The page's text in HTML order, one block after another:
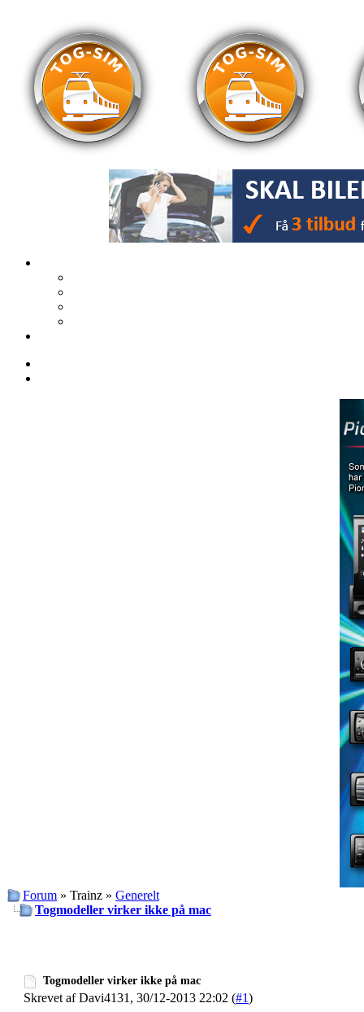
Forum » Trainz » Generelt
Togmodeller virker ikke på mac
Togmodeller virker ikke på mac
Skrevet af Davi4131, 30/12-2013 22:02 (#1)